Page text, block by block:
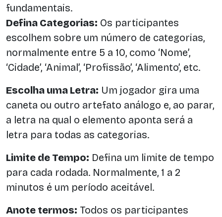
fundamentais.
Defina Categorias: Os participantes
escolhem sobre um número de categorias,
normalmente entre 5 a 10, como ‘Nome’,
‘Cidade’, ‘Animal’, ‘Profissão’, ‘Alimento’, etc.
Escolha uma Letra: Um jogador gira uma
caneta ou outro artefato análogo e, ao parar,
a letra na qual o elemento aponta será a
letra para todas as categorias.
Limite de Tempo: Defina um limite de tempo
para cada rodada. Normalmente, 1 a 2
minutos é um período aceitável.
Anote termos: Todos os participantes